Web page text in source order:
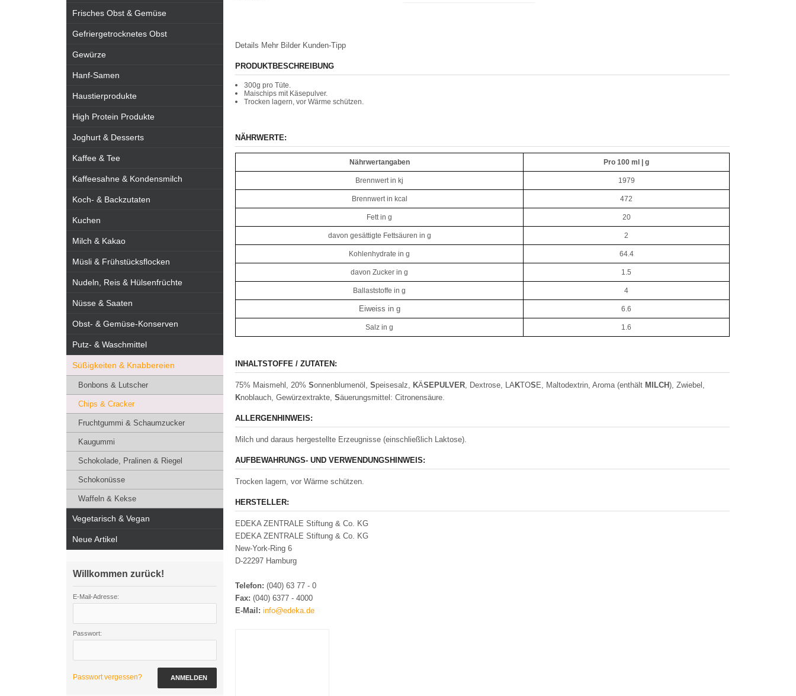
Details Mehr Bilder Kunden-Tipp
PRODUKTBESCHREIBUNG
300g pro Tüte.
Maischips mit Käsepulver.
Trocken lagern, vor Wärme schützen.
NÄHRWERTE:
Nährwertangaben Pro 100 ml | g
Brennwert in kj 1979
Brennwert in kcal 472
Fett in g 20
davon gesättigte Fettsäuren in g 2
Kohlenhydrate in g 64.4
davon Zucker in g 1.5
Ballaststoffe in g 4
Eiweiss in g 6.6
Salz in g 1.6
INHALTSTOFFE / ZUTATEN:
75% Maismehl, 20% Sonnenblumenöl, Speisesalz, KÄS EPULVER, Dextrose, LAKTOS E, Maltodextrin, Aroma (enthält MILCH), Zwiebel,
Knoblauch, Gewürzextrakte, Säuerungsmittel: Citronensäure.
ALLERGENHINWEIS:
Milch und daraus hergestellte Erzeugnisse (einschließlich Laktose).
AUFBEWAHRUNGS- UND VERWENDUNGSHINWEIS:
Trocken lagern, vor Wärme schützen.
HERSTELLER:
EDEKA ZENTRALE Stiftung & Co. KG
EDEKA ZENTRALE Stiftung & Co. KG
New-York-Ring 6
D-22297 Hamburg
Telefon: (040) 63 77 - 0
Fax: (040) 6377 - 4000
E-Mail: info@edeka.de
Frisches Obst & Gemüse
Gefriergetrocknetes Obst
Gewürze
Hanf-Samen
Haustierprodukte
High Protein Produkte
Joghurt & Desserts
Kaffee & Tee
Kaffeesahne & Kondensmilch
Koch- & Backzutaten
Kuchen
Milch & Kakao
Müsli & Frühstücksflocken
Nudeln, Reis & Hülsenfrüchte
Nüsse & Saaten
Obst- & Gemüse-Konserven
Putz- & Waschmittel
Süßigkeiten & Knabbereien
Bonbons & Lutscher
Chips & Cracker
Fruchtgummi & Schaumzucker
Kaugummi
Schokolade, Pralinen & Riegel
Schokonüsse
Waffeln & Kekse
Vegetarisch & Vegan
Neue Artikel
Willkommen zurück!
E-Mail-Adresse:
Passwort:
Passwort vergessen? ANMELDEN